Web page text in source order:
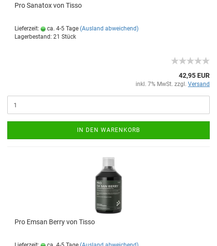
Pro Sanatox von Tisso
Lieferzeit: ca. 4-5 Tage (Ausland abweichend)
Lagerbestand: 21 Stück
42,95 EUR
inkl. 7% MwSt. zzgl. Versand
IN DEN WARENKORB
Pro Emsan Berry von Tisso